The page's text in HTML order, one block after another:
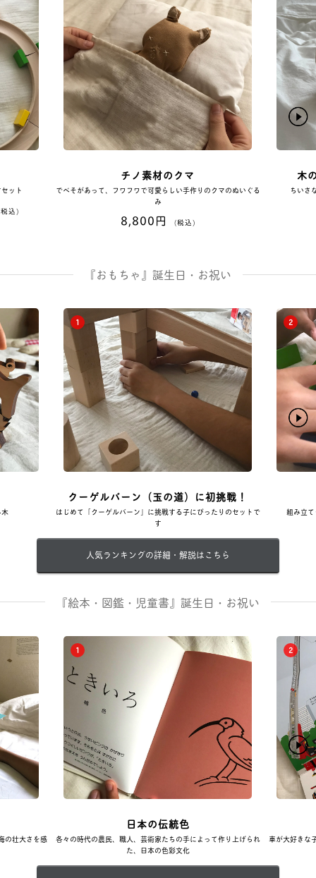
ット
込)
チノ素材のクマ
でべそがあって、フワフワで可愛らしい手作りのクマのぬいぐる
み
8,800円 (税込)
木
ちいさ
『おもちゃ』誕生日・お祝い
1
クーゲルバーン（玉の道）に初挑戦！
はじめて「クーゲルバーン」に挑戦する子にぴったりのセットで
す
2
組み立
人気ランキングの詳細・解説はこちら
『絵本・図鑑・児童書』誕生日・お祝い
の壮大さを感
1
日本の伝統色
各々の時代の農民、職人、芸術家たちの手によって作り上げられ
た、日本の色彩文化
2
車が大好きな